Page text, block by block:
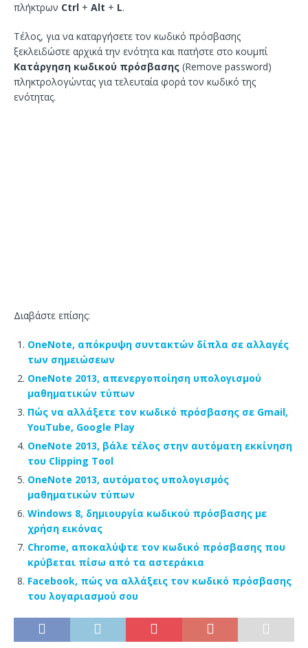
πλήκτρων Ctrl + Alt + L.
Τέλος, για να καταργήσετε τον κωδικό πρόσβασης
ξεκλειδώστε αρχικά την ενότητα και πατήστε στο κουμπί
Κατάργηση κωδικού πρόσβασης (Remove password)
πληκτρολογώντας για τελευταία φορά τον κωδικό της
ενότητας.
Διαβάστε επίσης:
OneNote, απόκρυψη συντακτών δίπλα σε αλλαγές
των σημειώσεων
OneNote 2013, απενεργοποίηση υπολογισμού
μαθηματικών τύπων
Πώς να αλλάξετε τον κωδικό πρόσβασης σε Gmail,
YouTube, Google Play
OneNote 2013, βάλε τέλος στην αυτόματη εκκίνηση
του Clipping Tool
OneNote 2013, αυτόματος υπολογισμός
μαθηματικών τύπων
Windows 8, δημιουργία κωδικού πρόσβασης με
χρήση εικόνας
Chrome, αποκαλύψτε τον κωδικό πρόσβασης που
κρύβεται πίσω από τα αστεράκια
Facebook, πώς να αλλάξεις τον κωδικό πρόσβασης
του λογαριασμού σου